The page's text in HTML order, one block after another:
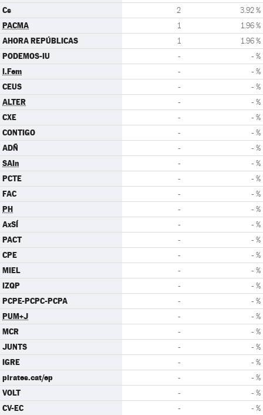
Cs 2 3.92 %
PACMA 1 1.96 %
AHORA REPÚBLICAS 1 1.96 %
PODEMOS-IU - - %
I.Fem - - %
CEUS - - %
ALTER - - %
CXE - - %
CONTIGO - - %
ADÑ - - %
SAIn - - %
PCTE - - %
FAC - - %
PH - - %
AxSÍ - - %
PACT - - %
CPE - - %
MIEL - - %
IZQP - - %
PCPE-PCPC-PCPA - - %
PUM+J - - %
MCR - - %
JUNTS - - %
IGRE - - %
pirates.cat/ep - - %
VOLT - - %
CV-EC - - %